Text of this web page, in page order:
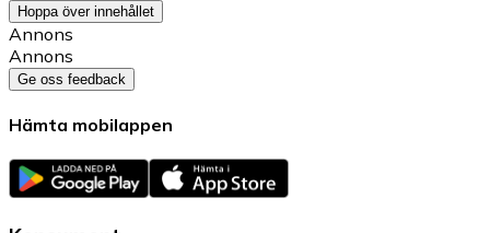
Hoppa över innehållet
Annons
Annons
Ge oss feedback
Hämta mobilappen